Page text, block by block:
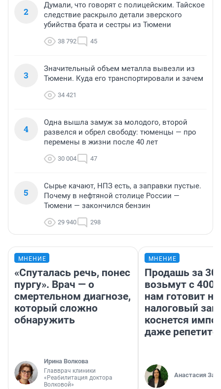
2
Думали, что говорят с полицейским. Тайское
следствие раскрыло детали зверского
убийства брата и сестры из Тюмени
38 792 45
3
Значительный объем металла вывезли из
Тюмени. Куда его транспортировали и зачем
34 421
4
Одна вышла замуж за молодого, второй
развелся и обрел свободу: тюменцы — про
перемены в жизни после 40 лет
30 004 47
5
Сырье качают, НПЗ есть, а заправки пустые.
Почему в нефтяной столице России —
Тюмени — закончился бензин
29 940 298
МНЕНИЕ
«Спуталась речь, понес
пургу». Врач — о
смертельном диагнозе,
который сложно
обнаружить
Ирина Волкова
Главврач клиники
«Реабилитация доктора
Волковой»
МНЕНИЕ
Продашь за
возьмут с
нам готовит
налоговый
коснется
даже
Анастасия